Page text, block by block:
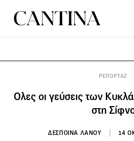
ΡΕΠΟΡΤΑΖ
Ολες οι γεύσεις των
στη
ΔΕΣΠΟΙΝΑ ΛΑΝΟΥ 14